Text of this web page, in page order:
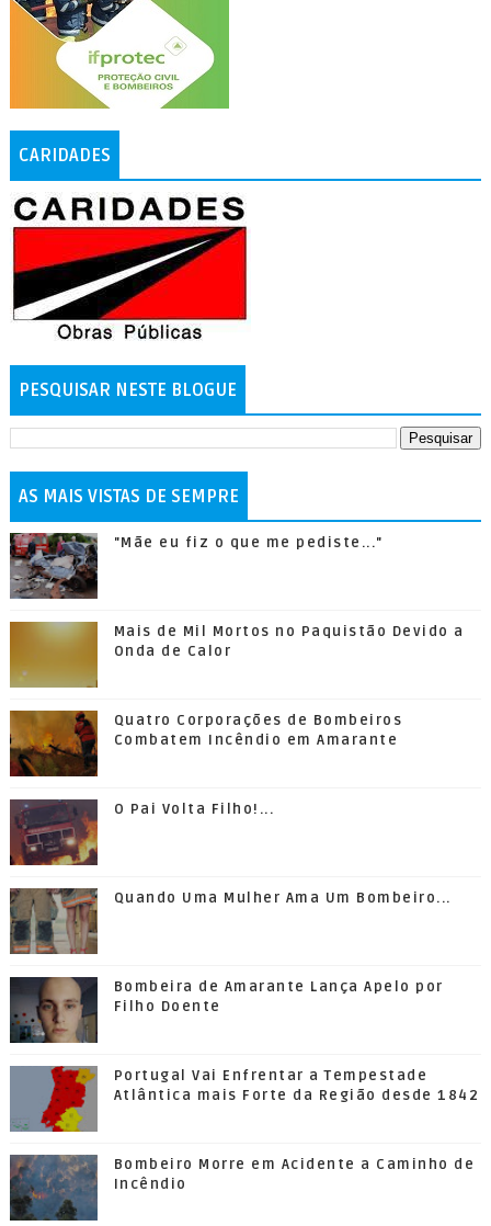
CARIDADES
PESQUISAR NESTE BLOGUE
AS MAIS VISTAS DE SEMPRE
"Mãe eu fiz o que me pediste..."
Mais de Mil Mortos no Paquistão Devido a
Onda de Calor
Quatro Corporações de Bombeiros
Combatem Incêndio em Amarante
O Pai Volta Filho!...
Quando Uma Mulher Ama Um Bombeiro...
Bombeira de Amarante Lança Apelo por
Filho Doente
Portugal Vai Enfrentar a Tempestade
Atlântica mais Forte da Região desde 1842
Bombeiro Morre em Acidente a Caminho de
Incêndio